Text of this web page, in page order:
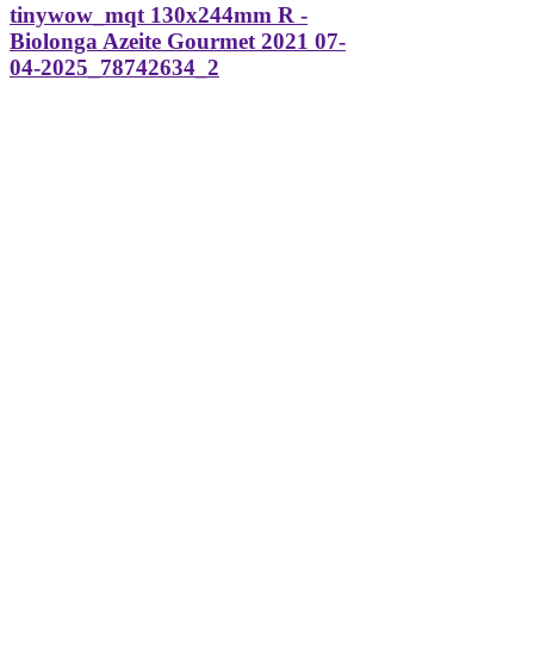
tinywow_mqt 130x244mm R -
Biolonga Azeite Gourmet 2021 07-
04-2025_78742634_2